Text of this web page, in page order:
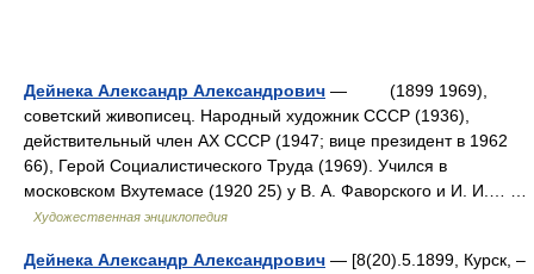
Дейнека Александр Александрович — (1899 1969),
советский живописец. Народный художник СССР (1936),
действительный член АХ СССР (1947; вице президент в 1962
66), Герой Социалистического Труда (1969). Учился в
московском Вхутемасе (1920 25) у В. А. Фаворского и И. И.… …
Художественная энциклопедия
Дейнека Александр Александрович — [8(20).5.1899, Курск, ‒